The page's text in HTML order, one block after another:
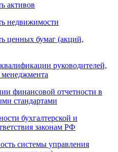
активов
недвижимости
ценных бумаг (акций,
руководителей,
финансовой отчетности в
стандартами
бухгалтерской и
законам РФ
системы управления